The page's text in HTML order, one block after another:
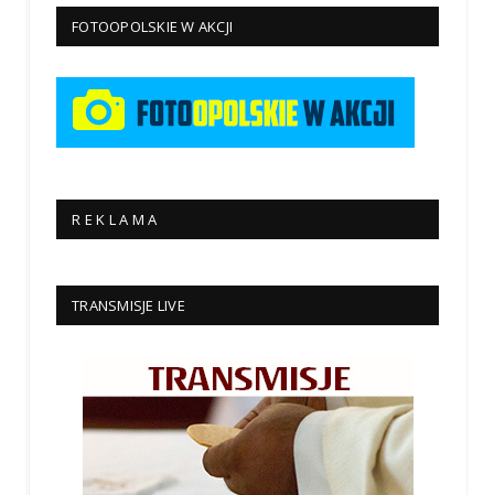
FOTOOPOLSKIE W AKCJI
R E K L A M A
TRANSMISJE LIVE